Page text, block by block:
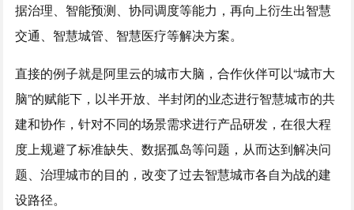
据治理、智能预测、协同调度等能力，再向上衍生出智慧
交通、智慧城管、智慧医疗等解决方案。
直接的例子就是阿里云的城市大脑，合作伙伴可以“城市大
脑”的赋能下，以半开放、半封闭的业态进行智慧城市的共
建和协作，针对不同的场景需求进行产品研发，在很大程
度上规避了标准缺失、数据孤岛等问题，从而达到解决问
题、治理城市的目的，改变了过去智慧城市各自为战的建
设路径。